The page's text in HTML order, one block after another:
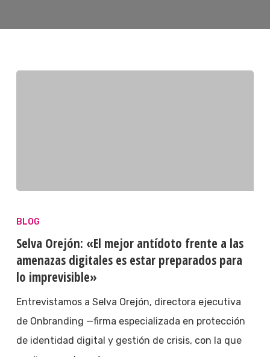
BLOG
Selva Orejón: «El mejor antídoto frente a las
amenazas digitales es estar preparados para
lo imprevisible»
Entrevistamos a Selva Orejón, directora ejecutiva
de Onbranding —firma especializada en protección
de identidad digital y gestión de crisis, con la que